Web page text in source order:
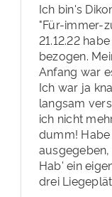
Ich bin's
"Für-immer-
21.12.22
bezogen.
Anfang war
Ich war ja
langsam
ich nicht
dumm!
Hab' ein
drei